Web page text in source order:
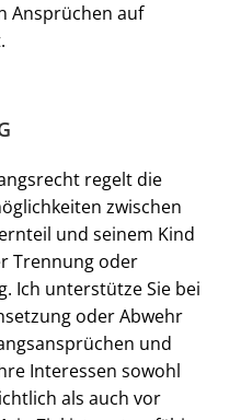
Ansprüchen auf
regelt die
zwischen
und seinem Kind
Trennung oder
Ich unterstütze Sie bei
oder Abwehr
und
Interessen sowohl
als auch vor